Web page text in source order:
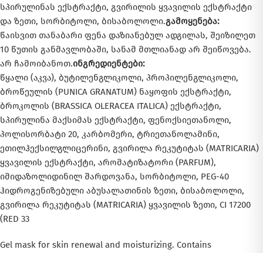
სპირულინას ექსტრაქტი, გვირილის ყვავილის ექსტრაქტი
და ზეთი, სორბიტოლი, ბისაბოლოლი.გამოყენება:
წაისვით თანაბარი ფენა დაზიანებულ ადგილას, შეიზილეთ
10 წუთის განმავლობაში, სანამ მთლიანად არ შეიწოვება.
არ ჩამოიბანოთ.ინგრედიენტები:
წყალი (აკვა), ბუტილენგლიკოლი, პროპილენგლიკოლი,
ბროწეულის (PUNICA GRANATUM) ნაყოფის ექსტრაქტი,
ბროკოლის (BRASSICA OLERACEA ITALICA) ექსტრაქტი,
სპირულინა მაქსიმას ექსტრაქტი, ფენოქსიეთანოლი,
პოლისორბატი 20, კარბომერი, ტრიეთანოლამინი,
ეთილჰექსილგლიცერინი, გვირილა რეკუტიტას (MATRICARIA)
ყვავილის ექსტრაქტი, არომატიზატორი (PARFUM),
იმიდაზოლიდინილ შარდოვანა, სორბიტოლი, PEG-40
ჰიდროგენიზებული აბუსალათინის ზეთი, ბისაბოლოლი,
გვირილა რეკუტიტას (MATRICARIA) ყვავილის ზეთი, CI 17200
(RED 33
Gel mask for skin renewal and moisturizing. Contains